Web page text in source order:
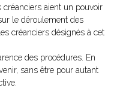
créanciers aient un pouvoir
le déroulement des
créanciers désignés à cet
des procédures. En
sans être pour autant